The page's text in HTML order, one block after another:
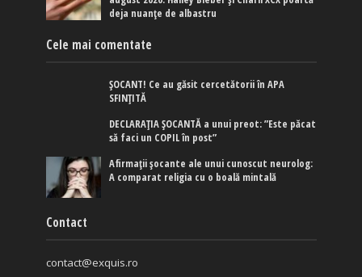
deja nuanțe de albastru
Cele mai comentate
ȘOCANT! Ce au găsit cercetătorii în APA
SFINȚITĂ
DECLARAȚIA ȘOCANTĂ a unui preot: ”Este păcat
să faci un COPIL în post”
Afirmaţii şocante ale unui cunoscut neurolog:
A comparat religia cu o boală mintală
Contact
contact@exquis.ro